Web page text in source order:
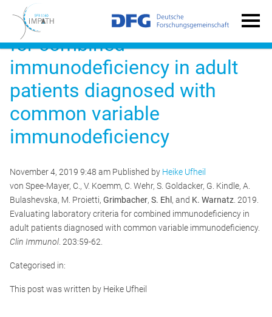
Evaluating laboratory criteria
for combined
immunodeficiency in adult
patients diagnosed with
common variable
immunodeficiency
November 4, 2019 9:48 am Published by Heike Ufheil
von Spee-Mayer, C., V. Koemm, C. Wehr, S. Goldacker, G. Kindle, A.
Bulashevska, M. Proietti, Grimbacher, S. Ehl , and K. Warnatz . 2019.
Evaluating laboratory criteria for combined immunodeficiency in
adult patients diagnosed with common variable immunodeficiency.
Clin Immunol . 203:59-62.
Categorised in:
This post was written by Heike Ufheil